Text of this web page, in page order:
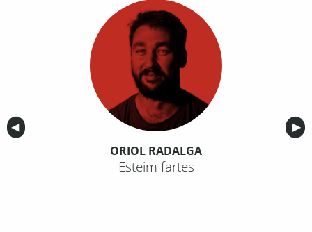
Anterior
◀︎ ▶︎
ORIOL RADALGA
Esteim fartes